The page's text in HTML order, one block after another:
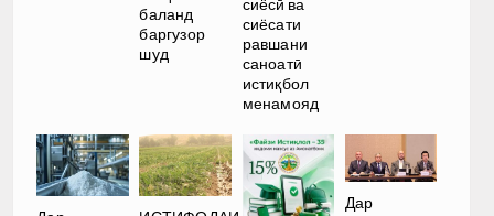
баланд
баргузор
шуд
сиёсӣ ва
сиёсати
равшани
саноатӣ
истиқбол
менамояд
Дар